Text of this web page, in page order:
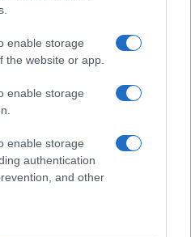
enable storage
the website or app.
enable storage
enable storage
authentication
and other